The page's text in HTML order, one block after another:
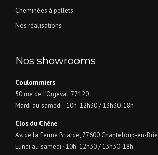
Cheminées à pellets
Nos réalisations
Nos showrooms
Coulommiers
50 rue de l’Orgeval, 77120
Mardi au samedi · 10h-12h30 / 13h30-18h
Clos du Chêne
Av. de la Ferme Briarde, 77600 Chanteloup-en-Brie
Lundi au samedi · 10h-12h30 / 13h30-18h